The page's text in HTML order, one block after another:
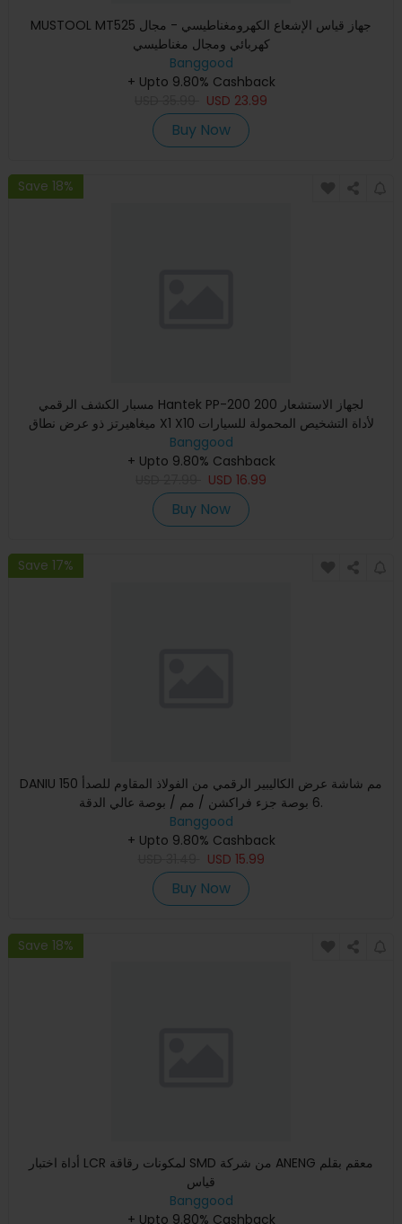
MUSTOOL MT525 جهاز قياس الإشعاع الكهرومغناطيسي - مجال
كهربائي ومجال مغناطيسي
Banggood
+ Upto 9.80% Cashback
USD 23.99
Buy Now
Save 18%
مسبار الكشف الرقمي Hantek PP-200 لجهاز الاستشعار 200
ميغاهيرتز ذو عرض نطاق X1 X10 لأداة التشخيص المحمولة للسيارات
جهاز ا
Banggood
+ Upto 9.80% Cashback
USD 16.99
Buy Now
Save 17%
DANIU 150 مم شاشة عرض الكاليبير الرقمي من الفولاذ المقاوم للصدأ
6 بوصة جزء فراكشن / مم / بوصة عالي الدقة.
Banggood
+ Upto 9.80% Cashback
USD 15.99
Buy Now
Save 18%
أداة اختبار LCR لمكونات رقاقة SMD من شركة ANENG معقم بقلم
قياس
Banggood
+ Upto 9.80% Cashback